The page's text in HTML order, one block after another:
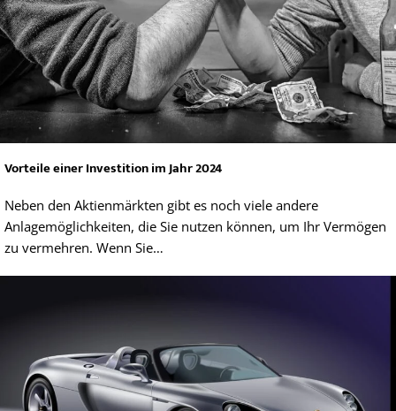
Vorteile einer Investition im Jahr 2024
Neben den Aktienmärkten gibt es noch viele andere
Anlagemöglichkeiten, die Sie nutzen können, um Ihr Vermögen
zu vermehren. Wenn Sie…